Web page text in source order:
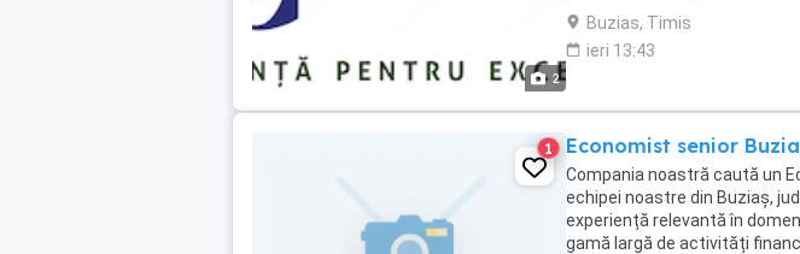
2
datelor cu caracter personal. ...
Buzias, Timis
ieri 13:43
1 Economist senior
Compania noastră caută un
echipei noastre din Buziaș,
experiență relevantă în
gamă largă de activități